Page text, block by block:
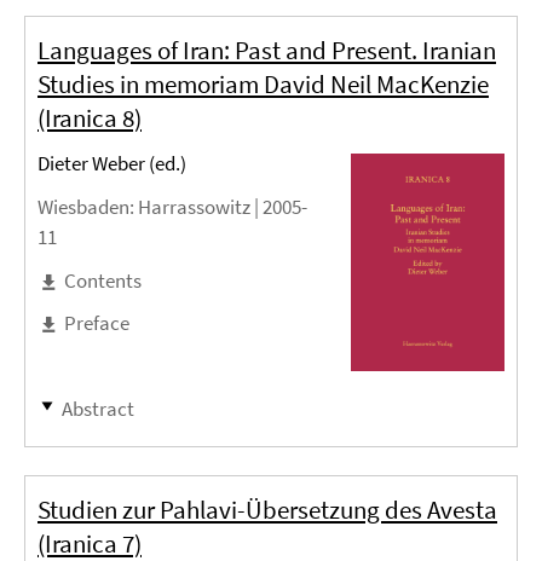
Languages of Iran: Past and Present. Iranian
Studies in memoriam David Neil MacKenzie
(Iranica 8)
Dieter Weber (ed.)
Wiesbaden: Harrassowitz |2005-
11
Contents
Preface
Abstract
Studien zur Pahlavi-Übersetzung des Avesta
(Iranica 7)